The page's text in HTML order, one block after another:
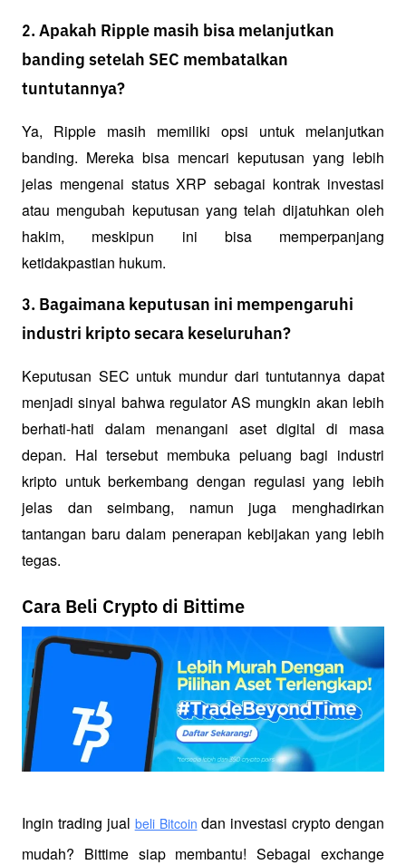
2. Apakah Ripple masih bisa melanjutkan
banding setelah SEC membatalkan
tuntutannya?
Ya, Ripple masih memiliki opsi untuk melanjutkan
banding. Mereka bisa mencari keputusan yang lebih
jelas mengenai status XRP sebagai kontrak investasi
atau mengubah keputusan yang telah dijatuhkan oleh
hakim, meskipun ini bisa memperpanjang
ketidakpastian hukum.
3. Bagaimana keputusan ini mempengaruhi
industri kripto secara keseluruhan?
Keputusan SEC untuk mundur dari tuntutannya dapat
menjadi sinyal bahwa regulator AS mungkin akan lebih
berhati-hati dalam menangani aset digital di masa
depan. Hal tersebut membuka peluang bagi industri
kripto untuk berkembang dengan regulasi yang lebih
jelas dan seimbang, namun juga menghadirkan
tantangan baru dalam penerapan kebijakan yang lebih
tegas.
Cara Beli Crypto di Bittime
Ingin trading jual beli Bitcoin dan investasi crypto dengan
mudah? Bittime siap membantu! Sebagai exchange